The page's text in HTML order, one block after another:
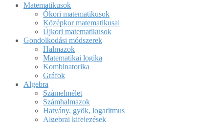
Matematikusok
Ókori matematikusok
Középkor matematikusai
Újkori matematikusok
Gondolkodási módszerek
Halmazok
Matematikai logika
Kombinatorika
Gráfok
Algebra
Számelmélet
Számhalmazok
Hatvány, gyök, logaritmus
Algebrai kifejezések